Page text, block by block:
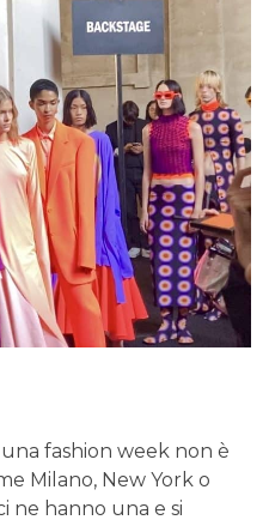
una fashion week non è
Milano, New York o
ne hanno una e si